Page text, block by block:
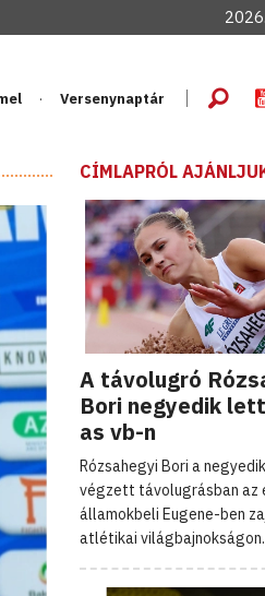
Versenynaptár
CÍMLAPRÓL
A távolugró
Bori negyedik
as vb-n
Rózsahegyi Bori a
végzett távolugrásban az
államokbeli Eugene-ben
atlétikai világbajnokságon.